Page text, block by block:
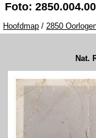
Foto:
Hoofdmap / 2850
Nat.